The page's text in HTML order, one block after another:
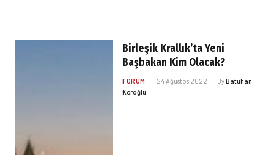
Birleşik Krallık’ta Yeni
Başbakan Kim Olacak?
FORUM 24 Ağustos 2022 ByBatuhan
Köroğlu